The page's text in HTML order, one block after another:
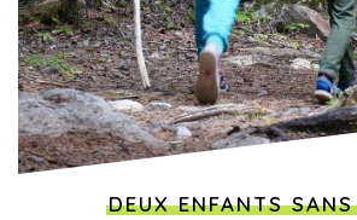
DEUX ENFANTS